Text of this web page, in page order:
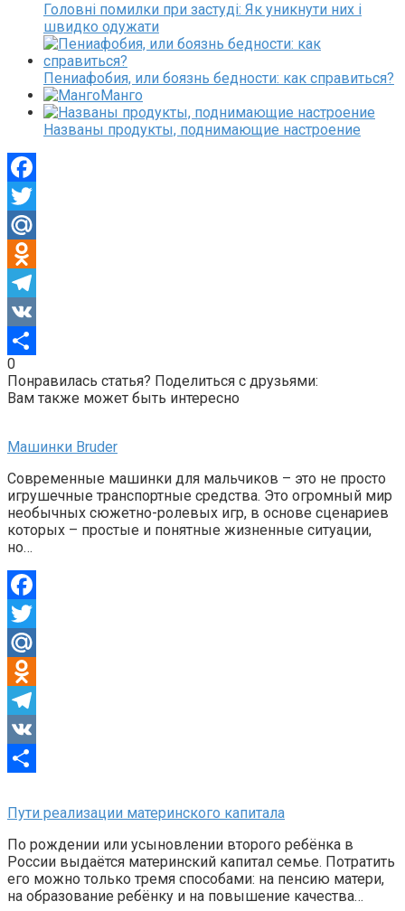
Головні помилки при застуді: Як уникнути них і
швидко одужати
Пениафобия, или боязнь бедности: как справиться?
Манго
Названы продукты, поднимающие настроение
Facebook
Twitter
Mail.Ru
Odnoklassniki
Telegram
VK
Отправить
0
Понравилась статья? Поделиться с друзьями:
Вам также может быть интересно
Машинки Bruder
Современные машинки для мальчиков – это не просто
игрушечные транспортные средства. Это огромный мир
необычных сюжетно-ролевых игр, в основе сценариев
которых – простые и понятные жизненные ситуации,
но…
Facebook
Twitter
Mail.Ru
Odnoklassniki
Telegram
VK
Пути реализации материнского капитала
По рождении или усыновлении второго ребёнка в
России выдаётся материнский капитал семье. Потратить
его можно только тремя способами: на пенсию матери,
на образование ребёнку и на повышение качества…